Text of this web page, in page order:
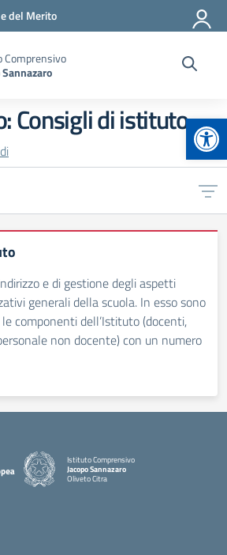
del Merito
Comprensivo
Sannazaro
Consigli di istituto
e di gestione degli aspetti
generali della scuola. In esso sono
componenti dell’Istituto (docenti,
non docente) con un numero
Istituto Comprensivo
Jacopo Sannazaro
Oliveto Citra